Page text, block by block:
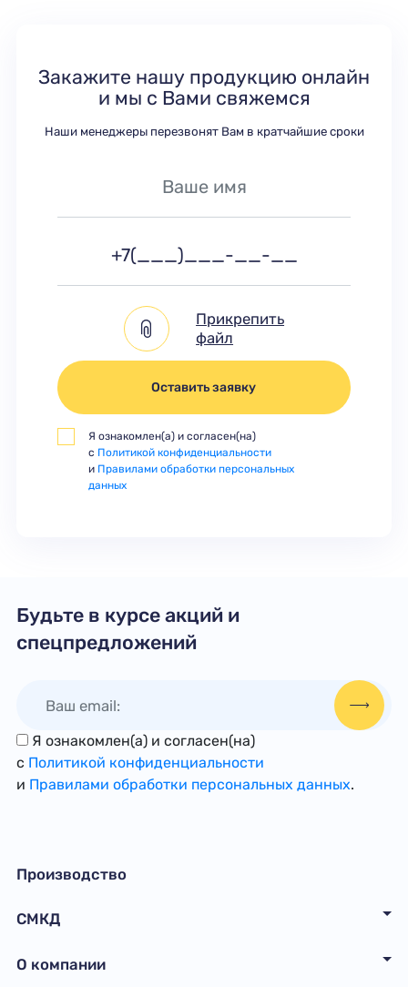
Закажите нашу продукцию онлайн
и мы с Вами свяжемся
Наши менеджеры перезвонят Вам в кратчайшие сроки
Прикрепить
файл
Оставить заявку
Я ознакомлен(а) и согласен(на)
с Политикой конфиденциальности
и Правилами обработки персональных
данных
Будьте в курсе акций и
спецпредложений
Я ознакомлен(а) и согласен(на)
с Политикой конфиденциальности
и Правилами обработки персональных данных.
Производство
СМКД
О компании